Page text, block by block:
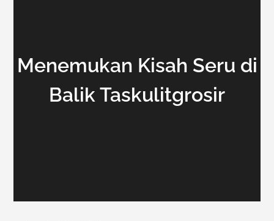
Menemukan Kisah Seru di
Balik Taskulitgrosir